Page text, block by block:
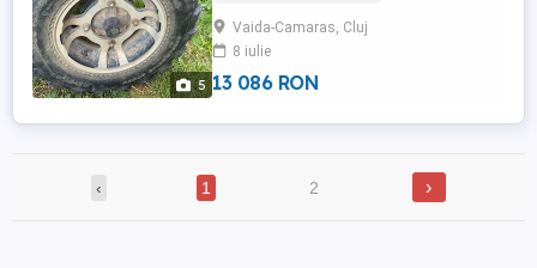
5
Vaida-Camaras, Cluj
8 iulie
13 086 RON
‹ 1 2 ›